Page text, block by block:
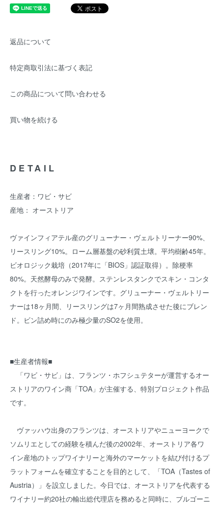
返品について
特定商取引法に基づく表記
この商品について問い合わせる
買い物を続ける
DETAIL
生産者：ワビ・サビ
産地： オーストリア
ヴァインフィアテル産のグリューナー・ヴェルトリーナー90%、
リースリング10%。ローム層基盤の砂利質土壌。平均樹齢45年。
ビオロジック栽培（2017年に「BIOS」認証取得）。除梗率
80%。天然酵母のみで発酵。ステンレスタンクでスキン・コンタ
クトを行ったオレンジワインです。グリューナー・ヴェルトリー
ナーは18ヶ月間、リースリングは7ヶ月間熟成させた後にブレン
ド。ビン詰め時にのみ極少量のSO2を使用。
■生産者情報■
「ワビ・サビ」は、フランツ・ホフシュテターが運営するオー
ストリアのワイン商「TOA」が主催する、特別プロジェクト作品
です。
ヴァッハウ出身のフランツは、オーストリアやニューヨークで
ソムリエとしての経験を積んだ後の2002年、オーストリア各ワ
イン産地のトップワイナリーと海外のマーケットを結び付けるプ
ラットフォームを確立することを目的として、「TOA（Tastes of
Austria）」を設立しました。今日では、オーストリアを代表する
ワイナリー約20社の輸出総代理店を務めると同時に、ブルゴーニ